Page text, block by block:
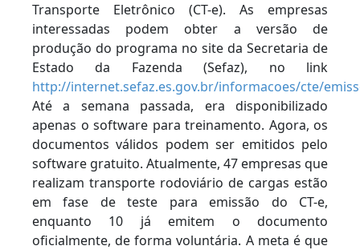
Transporte Eletrônico (CT-e). As empresas
interessadas podem obter a versão de
produção do programa no site da Secretaria de
Estado da Fazenda (Sefaz), no link
http://internet.sefaz.es.gov.br/informacoes/cte/
Até a semana passada, era disponibilizado
apenas o software para treinamento. Agora, os
documentos válidos podem ser emitidos pelo
software gratuito. Atualmente, 47 empresas que
realizam transporte rodoviário de cargas estão
em fase de teste para emissão do CT-e,
enquanto 10 já emitem o documento
oficialmente, de forma voluntária. A meta é que